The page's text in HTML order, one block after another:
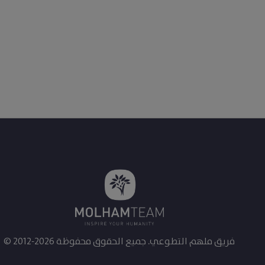
© 2012-2026 فريق ملهم التطوعي. جميع الحقوق محفوظة